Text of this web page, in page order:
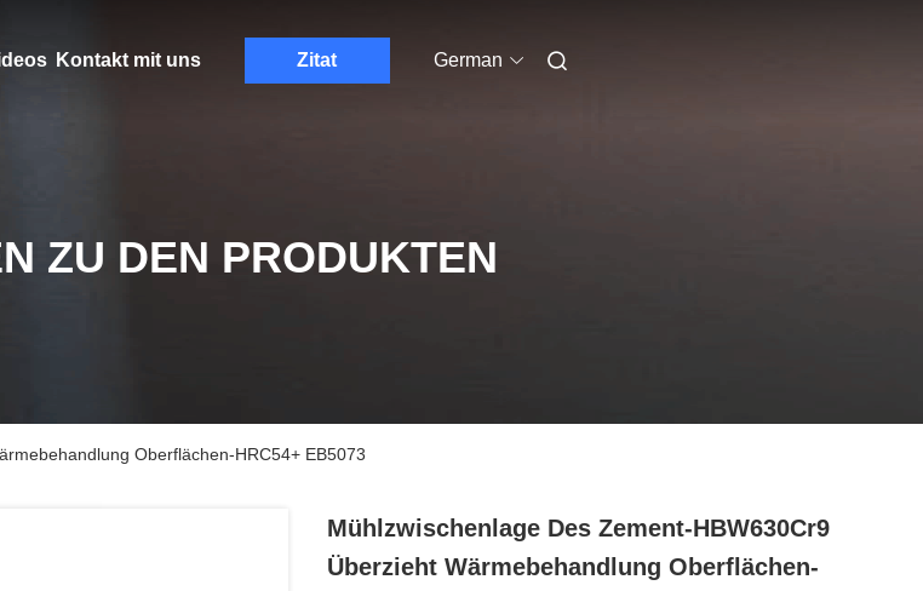
Kontakt mit uns Zitat German
ZU DEN PRODUKTEN
Oberflächen-HRC54+ EB5073
Mühlzwischenlage Des Zement-HBW630Cr9
Überzieht Wärmebehandlung Oberflächen-